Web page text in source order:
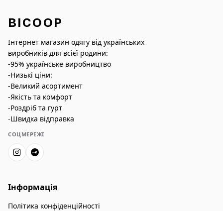
BICOOP
Інтернет магазин одягу від українських
виробників для всієї родини:
-95% українське виробництво
-Низькі ціни:
-Великий асортимент
-Якість та комфорт
-Роздріб та гурт
-Швидка відправка
СОЦМЕРЕЖІ
Інформація
Політика конфіденційності